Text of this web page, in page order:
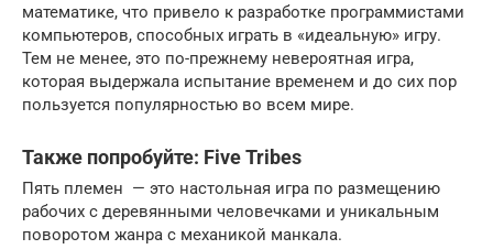
математике, что привело к разработке программистами
компьютеров, способных играть в «идеальную» игру.
Тем не менее, это по-прежнему невероятная игра,
которая выдержала испытание временем и до сих пор
пользуется популярностью во всем мире.
Также попробуйте: Five Tribes
Пять племен — это настольная игра по размещению
рабочих с деревянными человечками и уникальным
поворотом жанра с механикой манкала.